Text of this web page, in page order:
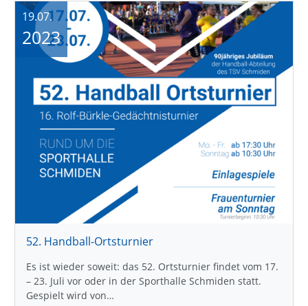
52. Handball-Ortsturnier
Es ist wieder soweit: das 52. Ortsturnier findet vom 17.
– 23. Juli vor oder in der Sporthalle Schmiden statt.
Gespielt wird von…
19.07.
2023